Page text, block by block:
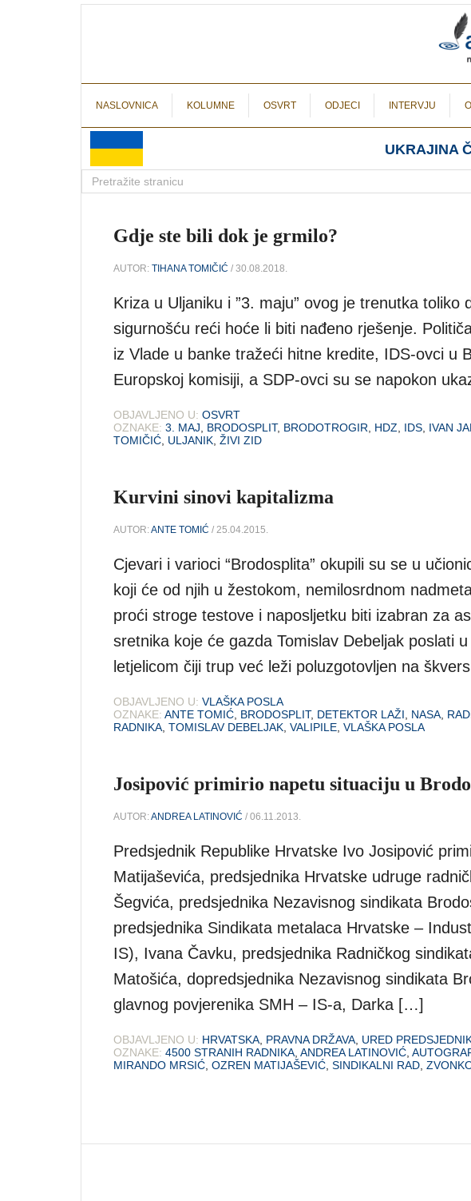
NASLOVNICA KOLUMNE OSVRT ODJECI INTERVJU
UKRAJINA
Gdje ste bili dok je grmilo?
AUTOR: TIHANA TOMIČIĆ / 30.08.2018.
Kriza u Uljaniku i ”3. maju” ovog je trenutka toliko
sigurnošću reći hoće li biti nađeno rješenje.
iz Vlade u banke tražeći hitne kredite, IDS-ovci u
Europskoj komisiji, a SDP-ovci su se napokon
OBJAVLJENO U: OSVRT
OZNAKE: 3. MAJ BRODOSPLIT, BRODOTROGIR HDZ IDS IVAN
TOMIČIĆ ULJANIK ŽIVI ZID
Kurvini sinovi kapitalizma
AUTOR:ANTE TOMIĆ / 25.04.2015.
Cjevari i varioci “Brodosplita” okupili su se u
koji će od njih u žestokom, nemilosrdnom
proći stroge testove i naposljetku biti izabran za
sretnika koje će gazda Tomislav Debeljak poslati
letjelicom čiji trup već leži poluzgotovljen na
OBJAVLJENO U: VLAŠKA POSLA
OZNAKE: ANTE TOMIĆ BRODOSPLIT, DETEKTOR LAŽI NASA
RADNIKA TOMISLAV DEBELJAK VALIPILE VLAŠKA POSLA
Josipović primirio napetu situaciju u
AUTOR:ANDREA LATINOVIĆ / 06.11.2013.
Predsjednik Republike Hrvatske Ivo Josipović
Matijaševića, predsjednika Hrvatske udruge
Šegvića, predsjednika Nezavisnog sindikata
predsjednika Sindikata metalaca Hrvatske –
IS), Ivana Čavku, predsjednika Radničkog
Matošića, dopredsjednika Nezavisnog sindikata
glavnog povjerenika SMH – IS-a, Darka […]
OBJAVLJENO U: HRVATSKA PRAVNA DRŽAVA URED
OZNAKE: 4500 STRANIH RADNIKA ANDREA LATINOVIĆ
MIRANDO MRSIĆ OZREN MATIJAŠEVIĆ SINDIKALNI RAD